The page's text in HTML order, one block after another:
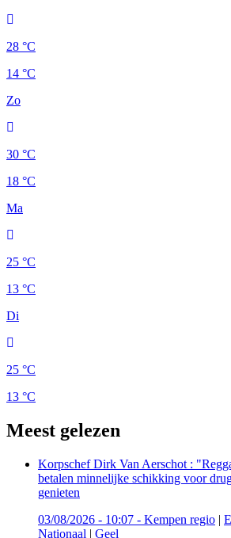
28 °C
14 °C
Zo
30 °C
18 °C
Ma
25 °C
13 °C
Di
25 °C
13 °C
Meest gelezen
Korpschef Dirk Van Aerschot :
betalen minnelijke schikking voor
genieten
03/08/2026 - 10:07 - Kempen regio |
Nationaal | Geel